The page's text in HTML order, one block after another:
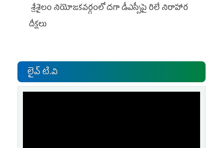
శ్రీశైలం నియోజకవర్గంలో దగా డీఎస్సీపై రిలే నిరాహార
దీక్షలు
లైవ్ టి.వి